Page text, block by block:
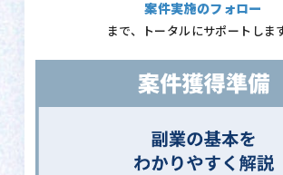
案件実施のフォロー
まで、トータルにサポートしま